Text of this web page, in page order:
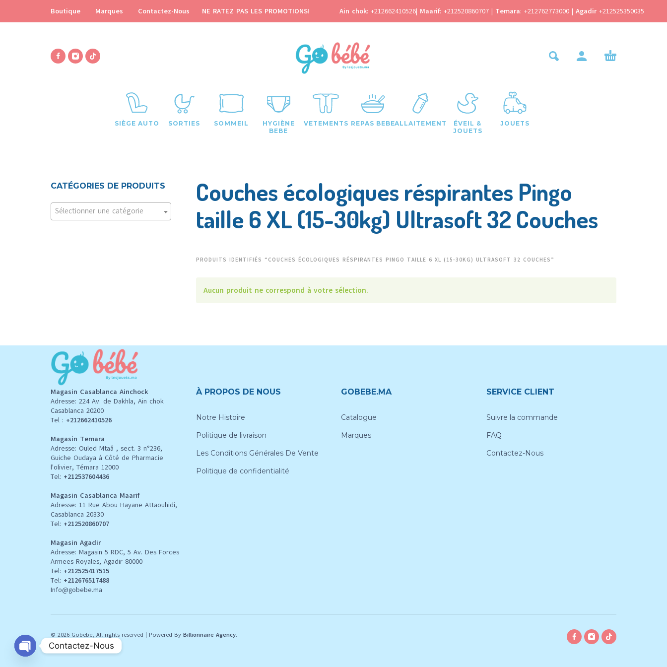
Boutique Marques Contactez-Nous NE RATEZ PAS LES PROMOTIONS! Ain chok: +212662410526| Maarif: +212520860707 | Temara: +212762773000 | Agadir +212525350035
SIÈGE AUTO SORTIES SOMMEIL
HYGIÈNE
BEBE
VETEMENTS REPAS BEBEALLAITEMENT
ÉVEIL &
JOUETS
JOUETS
CATÉGORIES DE PRODUITS
Sélectionner une catégorie
Couches écologiques réspirantes Pingo
taille 6 XL (15-30kg) Ultrasoft 32 Couches
PRODUITS IDENTIFIÉS “COUCHES ÉCOLOGIQUES RÉSPIRANTES PINGO TAILLE 6 XL (15-30KG) ULTRASOFT 32 COUCHES”
Aucun produit ne correspond à votre sélection.
Magasin Casablanca Ainchock
Adresse: 224 Av. de Dakhla, Ain chok
Casablanca 20200
Tel : +212662410526
Magasin Temara
Adresse: Ouled Mtaâ , sect. 3 n°236,
Guiche Oudaya à Côté de Pharmacie
l'olivier, Témara 12000
Tel: +212537604436
Magasin Casablanca Maarif
Adresse: 11 Rue Abou Hayane Attaouhidi,
Casablanca 20330
Tel: +212520860707
Magasin Agadir
Adresse: Magasin 5 RDC, 5 Av. Des Forces
Armees Royales, Agadir 80000
Tel: +212525417515
Tel: +212676517488
Info@gobebe.ma
À PROPOS DE NOUS
Notre Histoire
Politique de livraison
Les Conditions Générales De Vente
Politique de confidentialité
GOBEBE.MA
Catalogue
Marques
SERVICE CLIENT
Suivre la commande
FAQ
Contactez-Nous
© 2026 Gobebe, All rights reserved | Powered By Billionnaire Agency.
Contactez-Nous